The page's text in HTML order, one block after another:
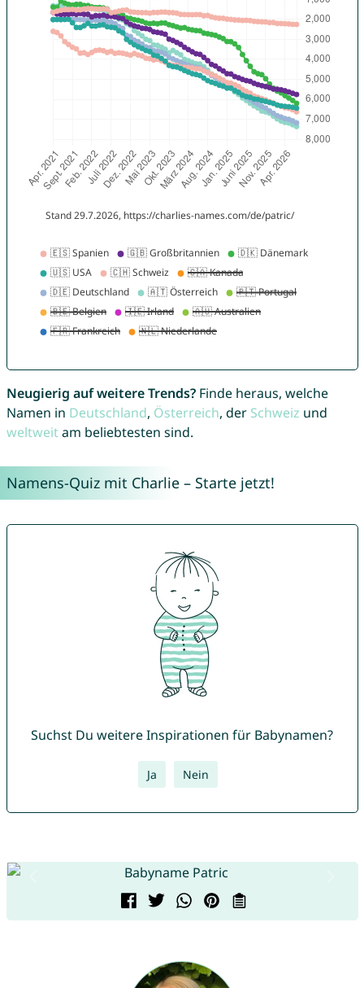
Neugierig auf weitere Trends?Finde heraus, welche
Namen in Deutschland, Österreich, der Schweiz und
weltweitam beliebtesten sind.
Namens-Quiz mit Charlie – Starte jetzt!
Suchst Du weitere Inspirationen für Babynamen?
Ja Nein